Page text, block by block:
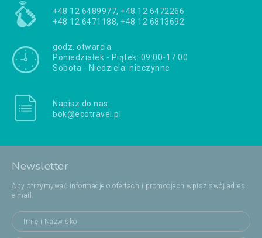
+48 12 6489977, +48 12 6472266
+48 12 6471188, +48 12 6813692
godz. otwarcia:
Poniedziałek - Piątek: 09:00-17:00
Sobota - Niedziela: nieczynne
Napisz do nas:
bok@ecotravel.pl
Newsletter
Aby otrzymywać informacje o ofertach i promocjach wpisz swój adres
e-mail: